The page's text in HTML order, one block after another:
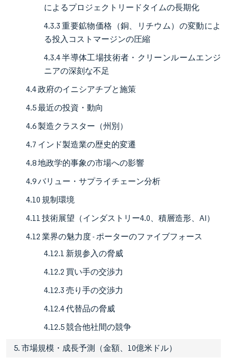
によるプロジェクトリードタイムの長期化
4.3.3 重要鉱物価格（銅、リチウム）の変動によ
る投入コストマージンの圧縮
4.3.4 半導体工場技術者・クリーンルームエンジ
ニアの深刻な不足
4.4 政府のイニシアチブと施策
4.5 最近の投資・動向
4.6 製造クラスター（州別）
4.7 インド製造業の歴史的変遷
4.8 地政学的事象の市場への影響
4.9 バリュー・サプライチェーン分析
4.10 規制環境
4.11 技術展望（インダストリー4.0、積層造形、AI）
4.12 業界の魅力度 - ポーターのファイブフォース
4.12.1 新規参入の脅威
4.12.2 買い手の交渉力
4.12.3 売り手の交渉力
4.12.4 代替品の脅威
4.12.5 競合他社間の競争
5. 市場規模・成長予測（金額、10億米ドル）